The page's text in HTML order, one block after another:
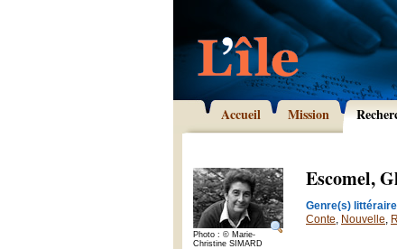
Accueil Mission
Photo : © Marie-
Christine SIMARD
Escomel,
Genre(s)
Conte, Nouvelle,